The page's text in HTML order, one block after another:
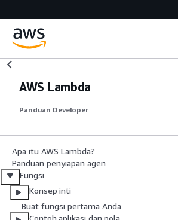
AWS Lambda
Panduan Developer
Apa itu AWS Lambda?
Panduan penyiapan agen
Fungsi
Konsep inti
Buat fungsi pertama Anda